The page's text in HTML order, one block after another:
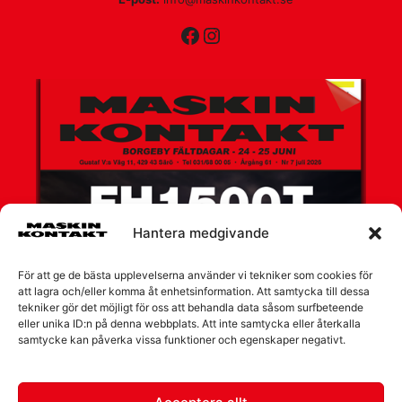
Hantera medgivande
För att ge de bästa upplevelserna använder vi tekniker som cookies för
att lagra och/eller komma åt enhetsinformation. Att samtycka till dessa
tekniker gör det möjligt för oss att behandla data såsom surfbeteende
eller unika ID:n på denna webbplats. Att inte samtycka eller återkalla
samtycke kan påverka vissa funktioner och egenskaper negativt.
Facebook
Instagram